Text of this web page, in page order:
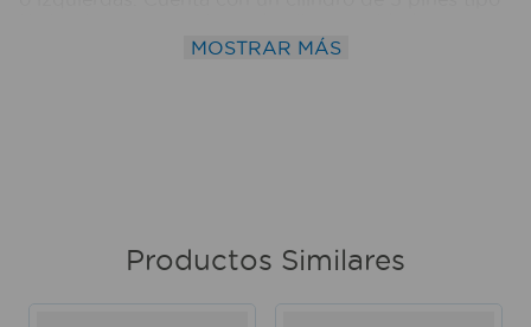
protección anti-patadas, anti-golpes, anti-ganzúas,
anti-taladro y anti-sierra. Compatible con puertas de
MOSTRAR MÁS
Productos Similares